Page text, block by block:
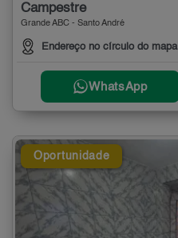
Campestre
Grande ABC - Santo André
Endereço no círculo do mapa
WhatsApp
Oportunidade